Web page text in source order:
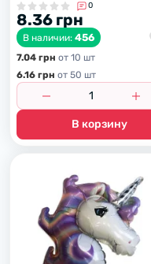
0
8.36 грн
В наличии: 456
7.04 грн от 10 шт
6.16 грн от 50 шт
В корзину